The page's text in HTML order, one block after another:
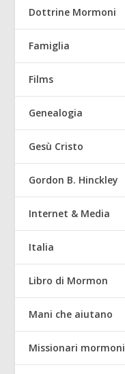
Dottrine Mormoni
Famiglia
Films
Genealogia
Gesù Cristo
Gordon B. Hinckley
Internet & Media
Italia
Libro di Mormon
Mani che aiutano
Missionari mormoni